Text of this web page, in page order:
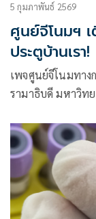
5 กุมภาพันธ์ 2569
ศูนย์จีโนมฯ
ประตูบ้านเรา!
เพจศูนย์จีโนมทา
รามาธิบดี มหาวิท